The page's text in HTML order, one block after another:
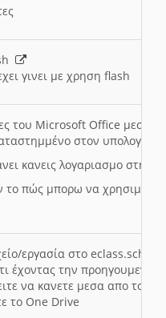
γινει με χρηση flash
του Microsoft Office μεσω
στον
κανεις λογαριασμο στη
το πώς μπορω να
εργασία στο eclass.sch.gr
έχοντας την
να κανετε μεσα απο το
το One Drive